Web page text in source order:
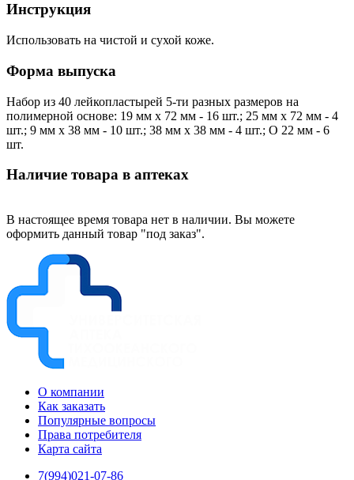
Инструкция
Использовать на чистой и сухой коже.
Форма выпуска
Набор из 40 лейкопластырей 5-ти разных размеров на
полимерной основе: 19 мм х 72 мм - 16 шт.; 25 мм х 72 мм - 4
шт.; 9 мм х 38 мм - 10 шт.; 38 мм х 38 мм - 4 шт.; O 22 мм - 6
шт.
Наличие товара в аптеках
В настоящее время товара нет в наличии. Вы можете
оформить данный товар "под заказ".
О компании
Как заказать
Популярные вопросы
Права потребителя
Карта сайта
7(994)021-07-86